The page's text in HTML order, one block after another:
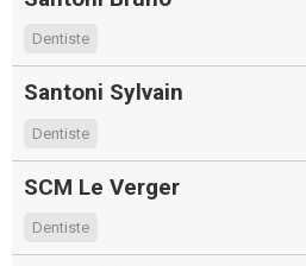
Dentiste
Santoni Sylvain
Dentiste
SCM Le Verger
Dentiste